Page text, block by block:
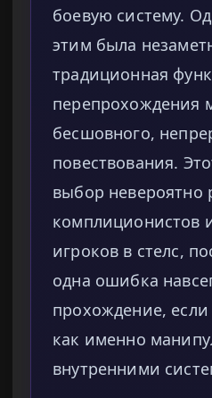
боевую систему.
этим была
традиционная
перепрохождения
бесшовного,
повествования.
выбор невероятно
комплиционистов
игроков в стелс,
одна ошибка
прохождение, если
как именно
внутренними